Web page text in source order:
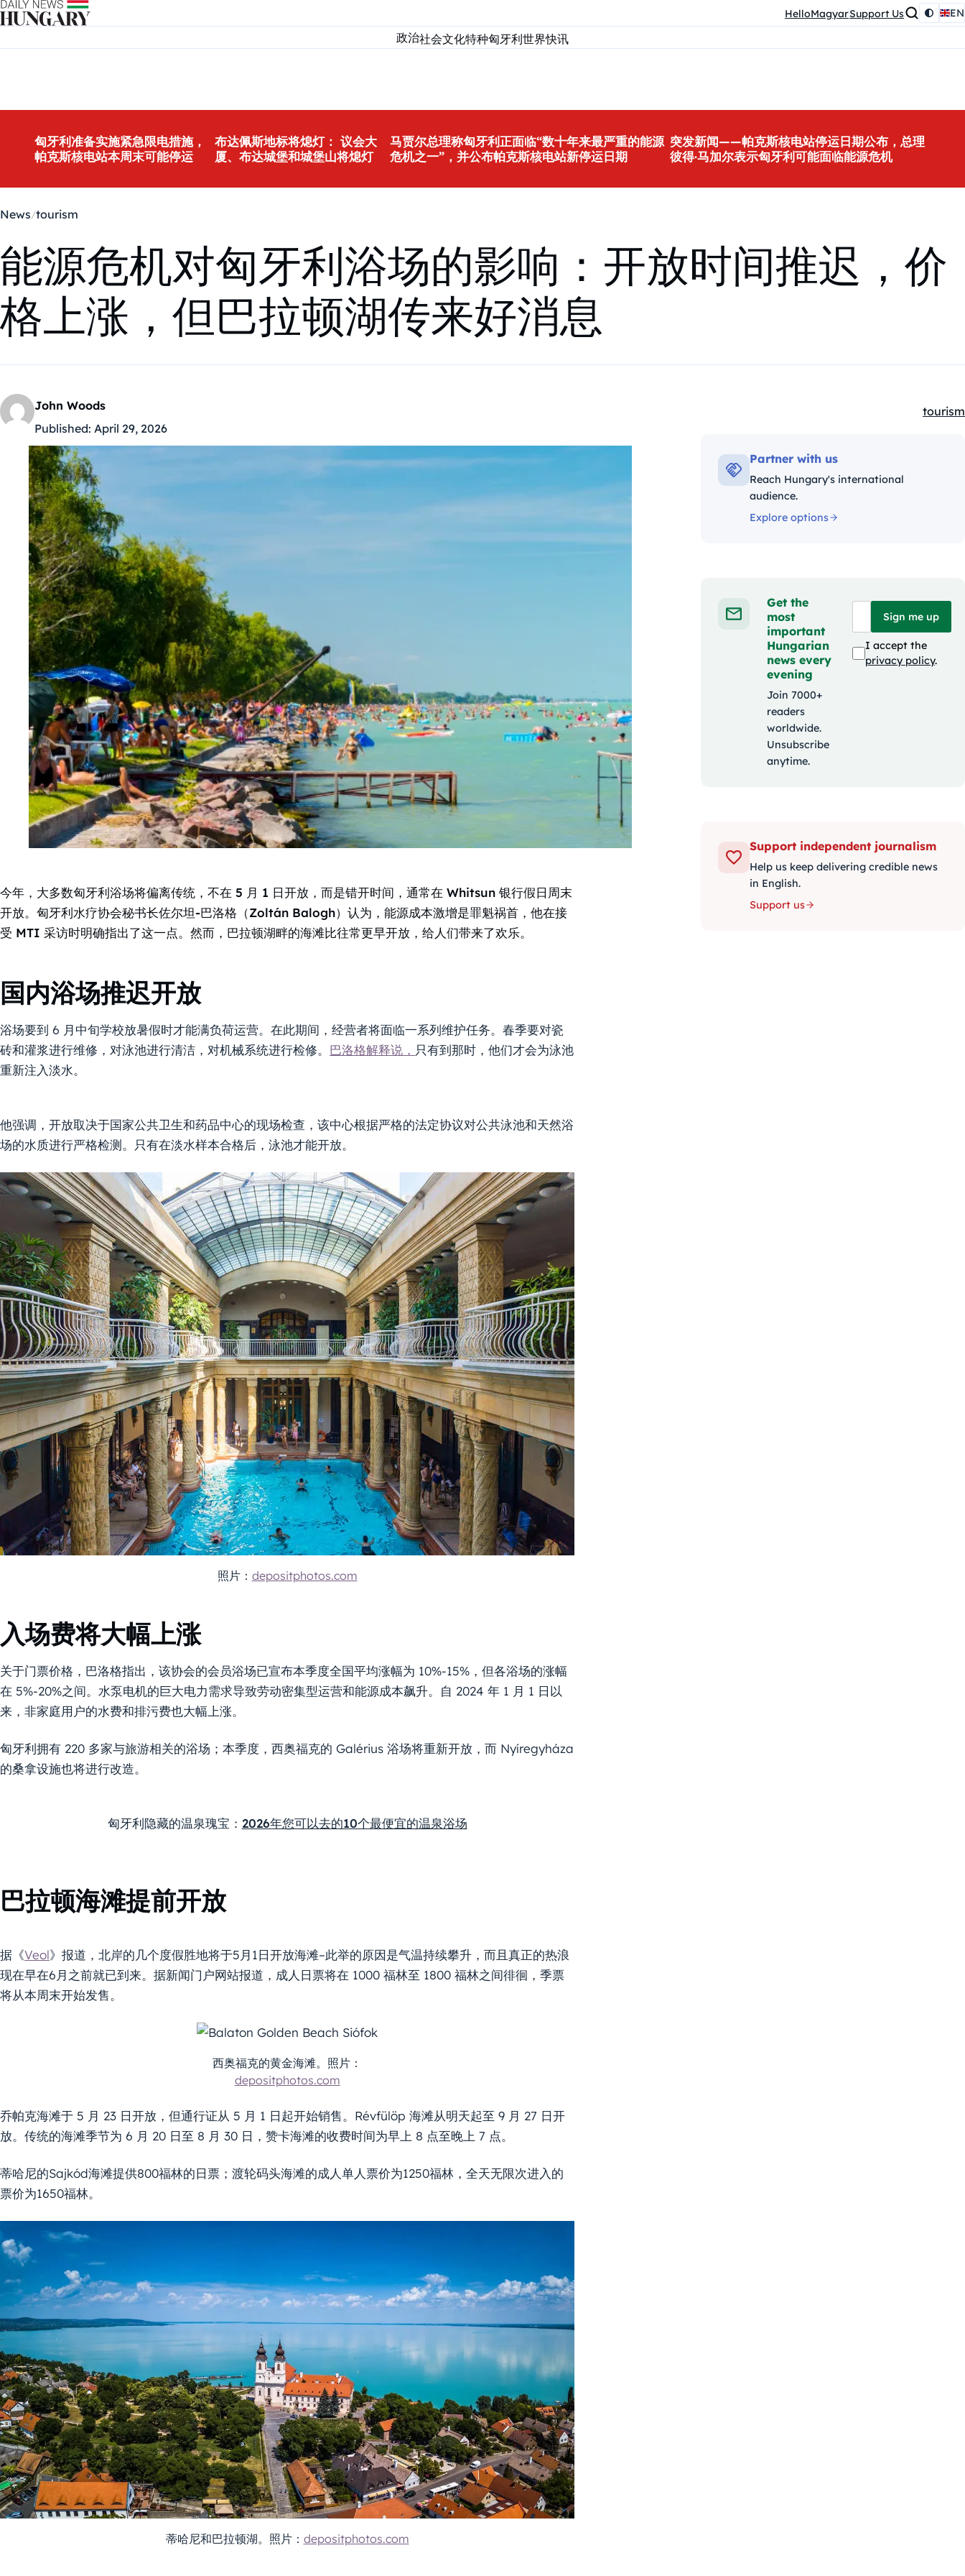
Skip to content HelloMagyarSupport Us EN
政治社会文化特种匈牙利世界快讯
匈牙利准备实施紧急限电措施，
帕克斯核电站本周末可能停运
布达佩斯地标将熄灯： 议会大
厦、布达城堡和城堡山将熄灯
马贾尔总理称匈牙利正面临“数十年来最严重的能源
危机之一”，并公布帕克斯核电站新停运日期
突发新闻——帕克斯核电站停运日期公布，总理
彼得·马加尔表示匈牙利可能面临能源危机
News tourism
能源危机对匈牙利浴场的影响：开放时间推迟，价
格上涨，但巴拉顿湖传来好消息
John Woods
Published: April 29, 2026
tourism
今年，大多数匈牙利浴场将偏离传统，不在 5 月 1 日开放，而是错开时间，通常在 Whitsun 银行假日周末
开放。匈牙利水疗协会秘书长佐尔坦-巴洛格（Zoltán Balogh）认为，能源成本激增是罪魁祸首，他在接
受 MTI 采访时明确指出了这一点。然而，巴拉顿湖畔的海滩比往常更早开放，给人们带来了欢乐。
国内浴场推迟开放
浴场要到 6 月中旬学校放暑假时才能满负荷运营。在此期间，经营者将面临一系列维护任务。春季要对瓷
砖和灌浆进行维修，对泳池进行清洁，对机械系统进行检修。 巴洛格解释说， 只有到那时，他们才会为泳池
重新注入淡水。
他强调，开放取决于国家公共卫生和药品中心的现场检查，该中心根据严格的法定协议对公共泳池和天然浴
场的水质进行严格检测。只有在淡水样本合格后，泳池才能开放。
照片： depositphotos.com
入场费将大幅上涨
关于门票价格，巴洛格指出，该协会的会员浴场已宣布本季度全国平均涨幅为 10%-15%，但各浴场的涨幅
在 5%-20%之间。水泵电机的巨大电力需求导致劳动密集型运营和能源成本飙升。自 2024 年 1 月 1 日以
来，非家庭用户的水费和排污费也大幅上涨。
匈牙利拥有 220 多家与旅游相关的浴场；本季度，西奥福克的 Galérius 浴场将重新开放，而 Nyíregyháza
的桑拿设施也将进行改造。
匈牙利隐藏的温泉瑰宝： 2026年您可以去的10个最便宜的温泉浴场
巴拉顿海滩提前开放
据《Veol》报道，北岸的几个度假胜地将于5月1日开放海滩–此举的原因是气温持续攀升，而且真正的热浪
现在早在6月之前就已到来。据新闻门户网站报道，成人日票将在 1000 福林至 1800 福林之间徘徊，季票
将从本周末开始发售。
西奥福克的黄金海滩。照片：
depositphotos.com
乔帕克海滩于 5 月 23 日开放，但通行证从 5 月 1 日起开始销售。Révfülöp 海滩从明天起至 9 月 27 日开
放。传统的海滩季节为 6 月 20 日至 8 月 30 日，赞卡海滩的收费时间为早上 8 点至晚上 7 点。
蒂哈尼的Sajkód海滩提供800福林的日票；渡轮码头海滩的成人单人票价为1250福林，全天无限次进入的
票价为1650福林。
蒂哈尼和巴拉顿湖。照片： depositphotos.com
Partner with us
Reach Hungary's international
audience.
Explore options
Get the
most
important
Hungarian
news every
evening
Join 7000+
readers
worldwide.
Unsubscribe
anytime.
Sign me up
I accept the
privacy policy.
Support independent journalism
Help us keep delivering credible news
in English.
Support us